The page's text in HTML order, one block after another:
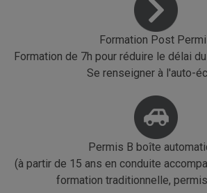
Formation Post
Formation de 7h pour réduire le délai
Se renseigner à l'auto-
Permis B boîte
(à partir de 15 ans en conduite
formation traditionnelle,